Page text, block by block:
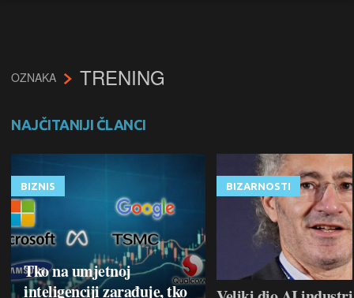
OZNAKA TRENING
NAJČITANIJI ČLANCI
BIZNIS
Tko na umjetnoj
inteligenciji zarađuje, tko
BIZARNOSTI